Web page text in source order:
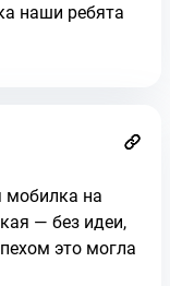
наши ребята
мобилка на
— без идеи,
это могла